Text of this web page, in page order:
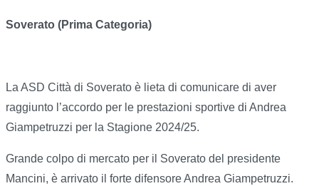
Soverato (Prima Categoria)
La ASD Città di Soverato è lieta di comunicare di aver
raggiunto l’accordo per le prestazioni sportive di Andrea
Giampetruzzi per la Stagione 2024/25.
Grande colpo di mercato per il Soverato del presidente
Mancini, è arrivato il forte difensore Andrea Giampetruzzi.